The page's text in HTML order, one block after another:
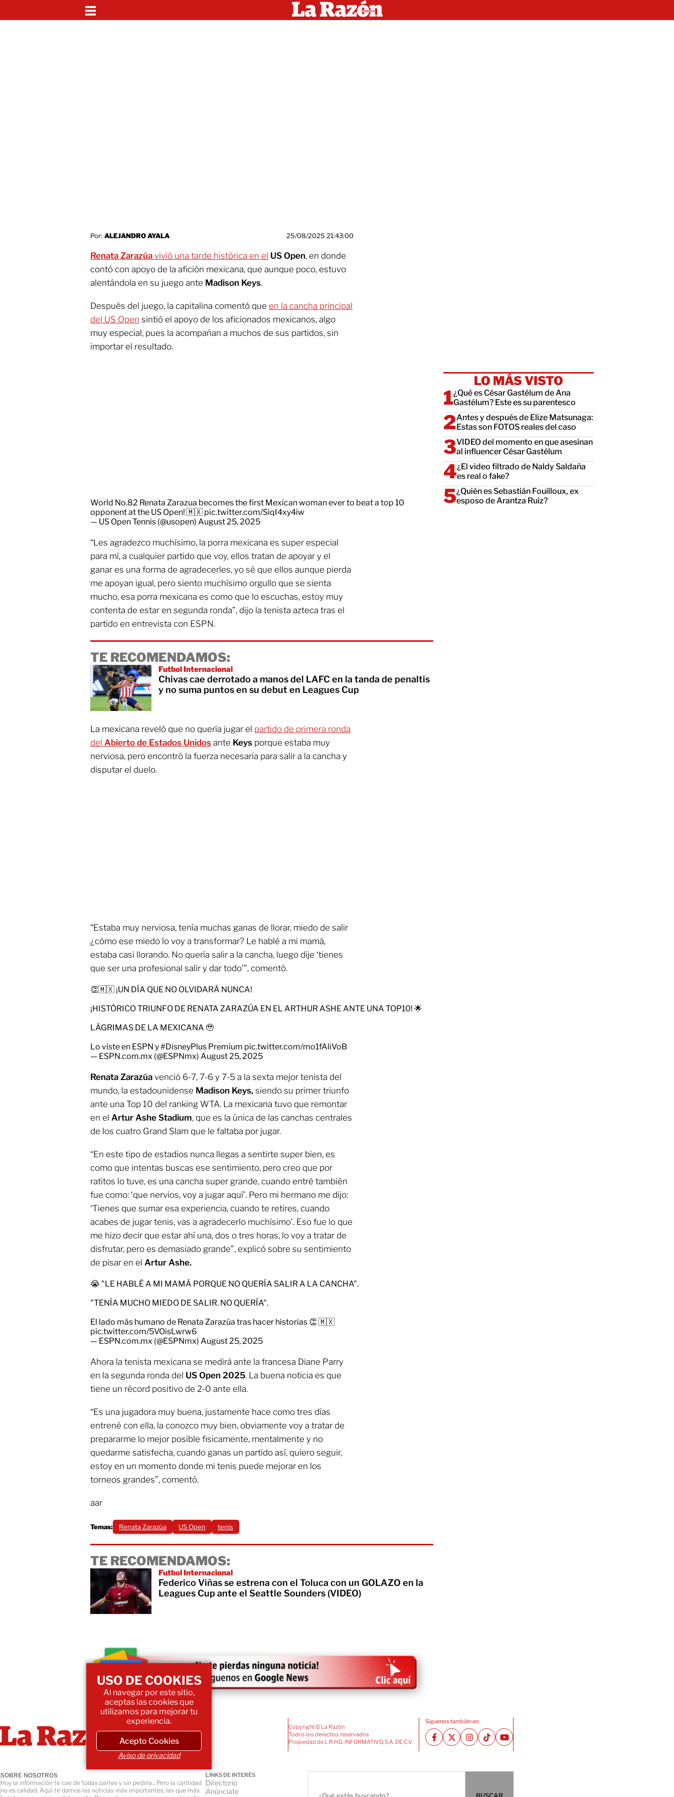
Por: ALEJANDRO AYALA 25/08/2025 21:43:00
Renata Zarazúa vivió una tarde histórica en el US Open, en donde
contó con apoyo de la afición mexicana, que aunque poco, estuvo
alentándola en su juego ante Madison Keys.
Después del juego, la capitalina comentó que en la cancha principal
del US Open sintió el apoyo de los aficionados mexicanos, algo
muy especial, pues la acompañan a muchos de sus partidos, sin
importar el resultado.
World No.82 Renata Zarazua becomes the first Mexican woman ever to beat a top 10
opponent at the US Open! 🇲🇽 pic.twitter.com/SiqI4xy4iw
— US Open Tennis (@usopen) August 25, 2025
“Les agradezco muchísimo, la porra mexicana es super especial
para mí, a cualquier partido que voy, ellos tratan de apoyar y el
ganar es una forma de agradecerles, yo sé que ellos aunque pierda
me apoyan igual, pero siento muchísimo orgullo que se sienta
mucho, esa porra mexicana es como que lo escuchas, estoy muy
contenta de estar en segunda ronda”, dijo la tenista azteca tras el
partido en entrevista con ESPN.
TE RECOMENDAMOS:
Futbol Internacional
Chivas cae derrotado a manos del LAFC en la tanda de penaltis
y no suma puntos en su debut en Leagues Cup
La mexicana reveló que no quería jugar el partido de primera ronda
del Abierto de Estados Unidos ante Keys porque estaba muy
nerviosa, pero encontró la fuerza necesaria para salir a la cancha y
disputar el duelo.
​“Estaba muy nerviosa, tenía muchas ganas de llorar, miedo de salir
¿cómo ese miedo lo voy a transformar? Le hablé a mi mamá,
estaba casi llorando. No quería salir a la cancha, luego dije ‘tienes
que ser una profesional salir y dar todo’”, comentó.
👏🇲🇽 ¡UN DÍA QUE NO OLVIDARÁ NUNCA!
¡HISTÓRICO TRIUNFO DE RENATA ZARAZÚA EN EL ARTHUR ASHE ANTE UNA TOP10! 🌟
LÁGRIMAS DE LA MEXICANA 🥹
Lo viste en ESPN y#DisneyPlus Premium pic.twitter.com/mo1fAliVoB
— ESPN.com.mx (@ESPNmx) August 25, 2025
Renata Zarazúa venció 6-7, 7-6 y 7-5 a la sexta mejor tenista del
mundo, la estadounidense Madison Keys, siendo su primer triunfo
ante una Top 10 del ranking WTA. La mexicana tuvo que remontar
en el Artur Ashe Stadium, que es la única de las canchas centrales
de los cuatro Grand Slam que le faltaba por jugar.
“En este tipo de estadios nunca llegas a sentirte super bien, es
como que intentas buscas ese sentimiento, pero creo que por
ratitos lo tuve, es una cancha super grande, cuando entré también
fue como: ‘que nervios, voy a jugar aquí’. Pero mi hermano me dijo:
‘Tienes que sumar esa experiencia, cuando te retires, cuando
acabes de jugar tenis, vas a agradecerlo muchísimo’. Eso fue lo que
me hizo decir que estar ahí una, dos o tres horas, lo voy a tratar de
disfrutar, pero es demasiado grande”, explicó sobre su sentimiento
de pisar en el Artur Ashe.
😭 "LE HABLÉ A MI MAMÁ PORQUE NO QUERÍA SALIR A LA CANCHA".
"TENÍA MUCHO MIEDO DE SALIR. NO QUERÍA".
El lado más humano de Renata Zarazúa tras hacer historias 👏 🇲🇽
pic.twitter.com/5VOisLwrw6
— ESPN.com.mx (@ESPNmx) August 25, 2025
Ahora la tenista mexicana se medirá ante la francesa Diane Parry
en la segunda ronda del US Open 2025. La buena noticia es que
tiene un récord positivo de 2-0 ante ella.
“Es una jugadora muy buena, justamente hace como tres días
entrené con ella, la conozco muy bien, obviamente voy a tratar de
prepararme lo mejor posible fisicamente, mentalmente y no
quedarme satisfecha, cuando ganas un partido así, quiero seguir,
estoy en un momento donde mi tenis puede mejorar en los
torneos grandes”, comentó.
aar
Temas: Renata Zarazúa US Open tenis
TE RECOMENDAMOS:
Futbol Internacional
Federico Viñas se estrena con el Toluca con un GOLAZO en la
Leagues Cup ante el Seattle Sounders (VIDEO)
LO MÁS VISTO
¿Qué es César Gastélum de Ana
Gastélum? Este es su parentesco
Antes y después de Elize Matsunaga:
Estas son FOTOS reales del caso
VIDEO del momento en que asesinan
al influencer César Gastélum
¿El video filtrado de Naldy Saldaña
es real o fake?
¿Quién es Sebastián Fouilloux, ex
esposo de Arantza Ruiz?
Copyright © La Razón
Todos los derechos reservados
Propiedad de L.R.H.G. INFORMATIVO, S.A. DE C.V.
Siguenos también en:
SOBRE NOSOTROS
Hoy la información te cae de todas partes y sin pedirla... Pero la cantidad
no es calidad. Aquí te damos las noticias más importantes, las que más
LINKS DE INTERÉS
Directorio
Anúnciate
USO DE COOKIES
Al navegar por este sitio,
aceptas las cookies que
utilizamos para mejorar tu
experiencia.
Acepto Cookies
Aviso de privacidad